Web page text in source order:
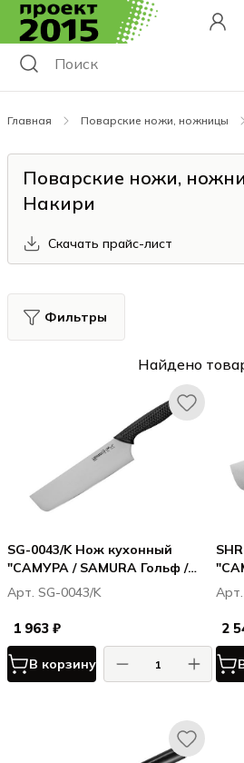
Главная Поварские ножи, ножницы
Поварские ножи,
Накири
Скачать прайс-лист
Фильтры
Найдено
SG-0043/K Нож кухонный
"САМУРА / SAMURA Гольф /
Golf" Накири 167 мм, AUS-8
Арт. SG-0043/K
1 963 ₽
В корзину
2